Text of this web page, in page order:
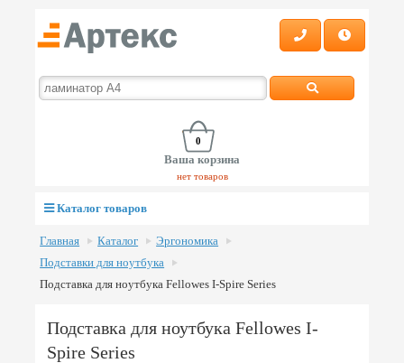
0
Ваша корзина
нет товаров
Каталог товаров
Главная Каталог
Эргономика
Подставки для ноутбука
Подставка для ноутбука Fellowes I-Spire Series
Подставка для ноутбука Fellowes I-
Spire Series